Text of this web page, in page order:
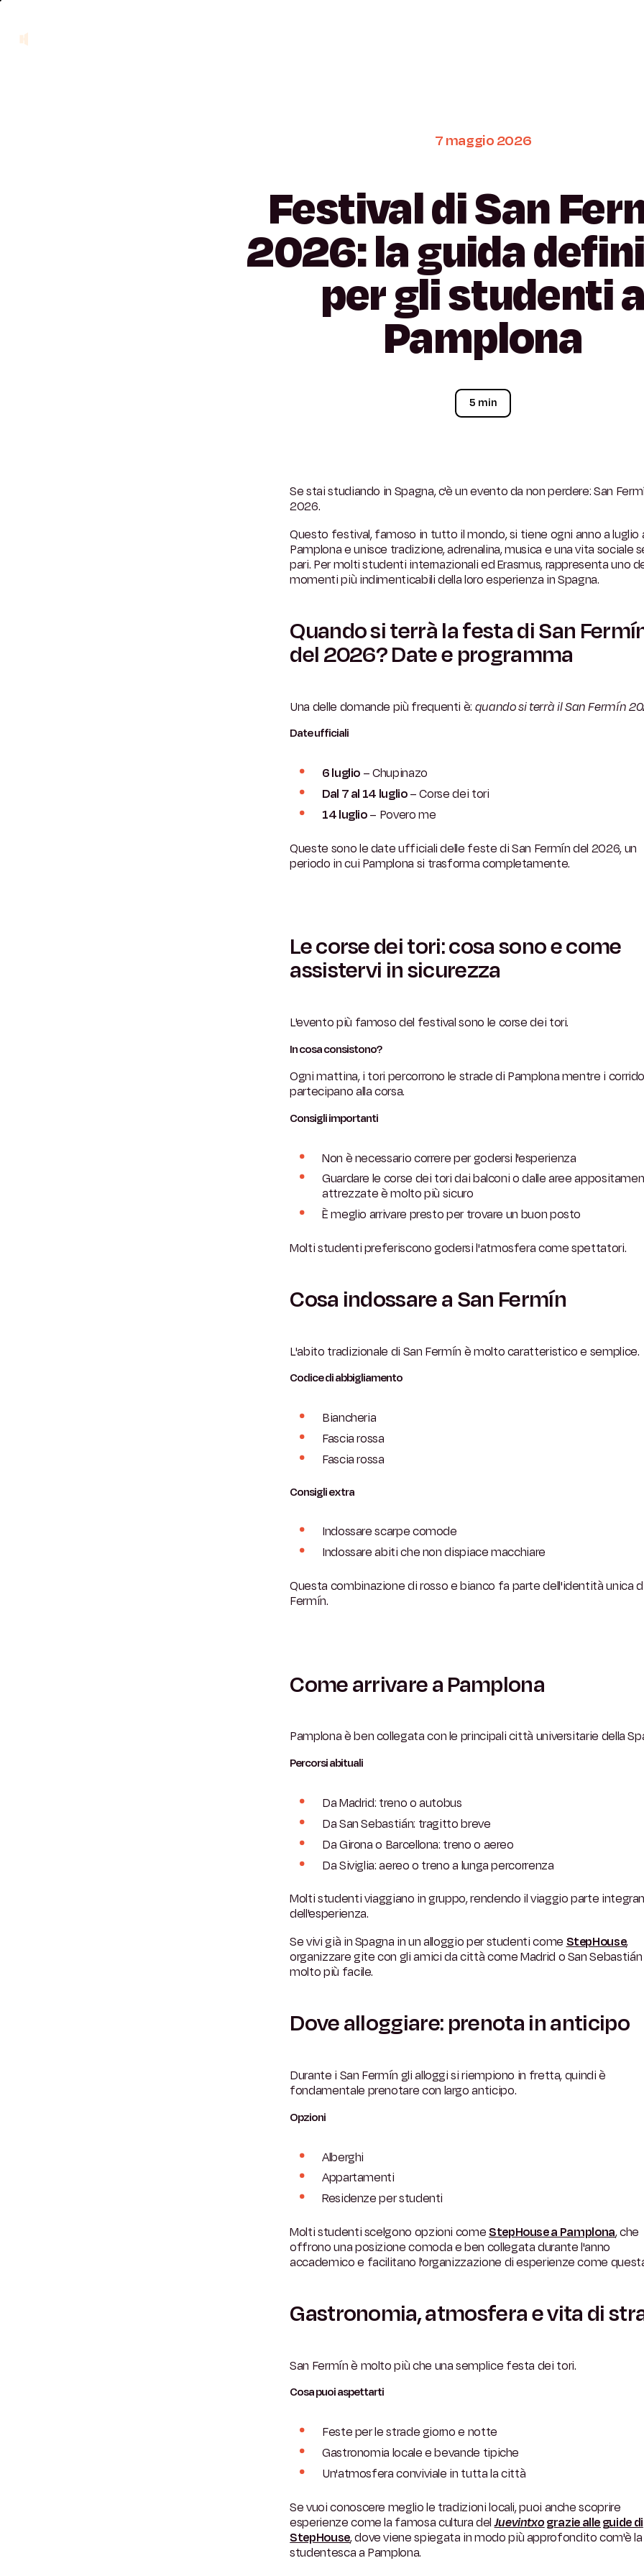
7maggio2026
FestivaldiSan
2026:laguida
perglistudenti
Pamplona
5 min
Se stai studiando in Spagna, c'è un evento da non perdere: San
2026.
Questo festival, famoso in tutto il mondo, si tiene ogni anno a luglio
Pamplona e unisce tradizione, adrenalina, musica e una vita sociale
pari. Per molti studenti internazionali ed Erasmus, rappresenta uno
momenti più indimenticabili della loro esperienza in Spagna.
Quando si terrà la festa di San
del 2026? Date e programma
Una delle domande più frequenti è: quando si terrà il San Fermín
Date ufficiali
6 luglio – Chupinazo
Dal 7 al 14 luglio– Corse dei tori
14 luglio– Povero me
Queste sono le date ufficiali delle feste di San Fermín del 2026, un
periodo in cui Pamplona si trasforma completamente.
Le corse dei tori: cosa sono e come
assistervi in sicurezza
L'evento più famoso del festival sono le corse dei tori.
In cosa consistono?
Ogni mattina, i tori percorrono le strade di Pamplona mentre i
partecipano alla corsa.
Consigli importanti
Non è necessario correre per godersi l'esperienza
Guardare le corse dei tori dai balconi o dalle aree
attrezzate è molto più sicuro
È meglio arrivare presto per trovare un buon posto
Molti studenti preferiscono godersi l'atmosfera come spettatori.
Cosa indossare a San Fermín
L'abito tradizionale di San Fermín è molto caratteristico e semplice.
Codice di abbigliamento
Biancheria
Fascia rossa
Fascia rossa
Consigli extra
Indossare scarpe comode
Indossare abiti che non dispiace macchiare
Questa combinazione di rosso e bianco fa parte dell'identità unica
Fermín.
Come arrivare a Pamplona
Pamplona è ben collegata con le principali città universitarie della
Percorsi abituali
Da Madrid: treno o autobus
Da San Sebastián: tragitto breve
Da Girona o Barcellona: treno o aereo
Da Siviglia: aereo o treno a lunga percorrenza
Molti studenti viaggiano in gruppo, rendendo il viaggio parte
dell'esperienza.
Se vivi già in Spagna in un alloggio per studenti come StepHouse,
organizzare gite con gli amici da città come Madrid o San
molto più facile.
Dove alloggiare: prenota in anticipo
Durante i San Fermín gli alloggi si riempiono in fretta, quindi è
fondamentale prenotare con largo anticipo.
Opzioni
Alberghi
Appartamenti
Residenze per studenti
Molti studenti scelgono opzioni comeStepHouse a Pamplona, che
offrono una posizione comoda e ben collegata durante l'anno
accademico e facilitano l'organizzazione di esperienze come
Gastronomia, atmosfera e vita di
San Fermín è molto più che una semplice festa dei tori.
Cosa puoi aspettarti
Feste per le strade giorno e notte
Gastronomia locale e bevande tipiche
Un'atmosfera conviviale in tutta la città
Se vuoi conoscere meglio le tradizioni locali, puoi anche scoprire
esperienze come la famosa cultura delJuevintxograzie alle guide di
StepHouse, dove viene spiegata in modo più approfondito com'è
studentesca a Pamplona.